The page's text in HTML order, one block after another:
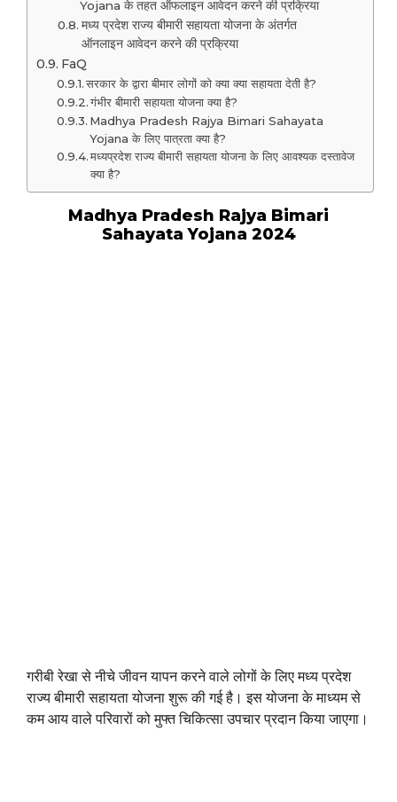
Yojana के तहत ऑफलाइन आवेदन करने की प्रक्रिया
मध्य प्रदेश राज्य बीमारी सहायता योजना के अंतर्गत
ऑनलाइन आवेदन करने की प्रक्रिया
FaQ
सरकार के द्वारा बीमार लोगों को क्या क्या सहायता देती है?
गंभीर बीमारी सहायता योजना क्या है?
Madhya Pradesh Rajya Bimari Sahayata
Yojana के लिए पात्रता क्या है?
मध्यप्रदेश राज्य बीमारी सहायता योजना के लिए आवश्यक दस्तावेज
क्या है?
Madhya Pradesh Rajya Bimari
Sahayata Yojana 2024
गरीबी रेखा से नीचे जीवन यापन करने वाले लोगों के लिए मध्य प्रदेश
राज्य बीमारी सहायता योजना शुरू की गई है। इस योजना के माध्यम से
कम आय वाले परिवारों को मुफ्त चिकित्सा उपचार प्रदान किया जाएगा।